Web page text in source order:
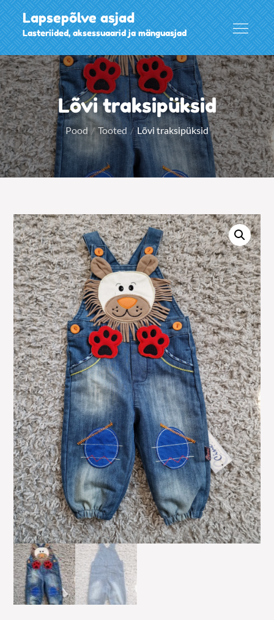
Skip
to
content
Lapsepõlve asjad
Lasteriided, aksessuaarid ja mänguasjad
Lõvi traksipüksid
Pood Tooted Lõvi traksipüksid